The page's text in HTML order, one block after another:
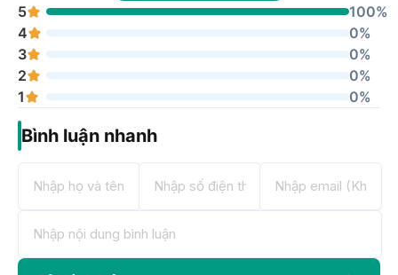
thoại với sạc dự phòng theo chiều tuỳ ý và bất cứ vị trí nào
cũng được. Ngoài ra, sạc dự phòng còn có phần cấu trúc cải
tiến giúp quá trình tản nhiệt tốt hơn, tránh pin quá nóng. Với
đặc điểm này, điện thoại của người dùng luôn được đảm bảo
an toàn, không ảnh hưởng tới tuổi thọ của pin.
Baseus Magnetic 20W 10.000 mAh thiết kế giúp tản nhiệt
Thời gian ra mắt sạc dự phòng Baseus
5
100%
4
0%
3
0%
2
0%
1
0%
Bình luận nhanh